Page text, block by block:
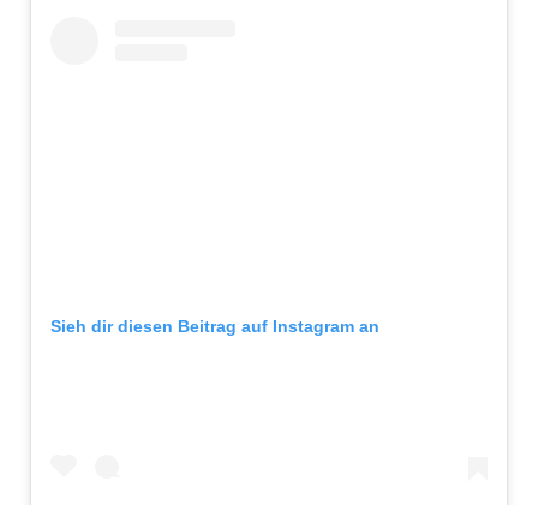
Sieh dir diesen Beitrag auf Instagram an